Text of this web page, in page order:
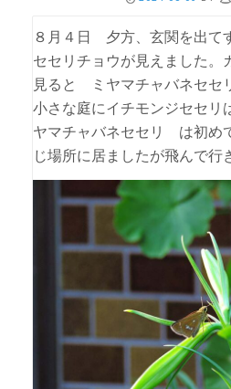
８月４日 夕方、玄関を出て
セセリチョウが見えました。
見ると ミヤマチャバネセ
小さな庭にイチモンジセセ
ヤマチャバネセセリ は初め
じ場所に居ましたが飛んで行